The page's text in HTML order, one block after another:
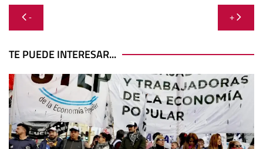
Navegación
de
entradas
- +
TE PUEDE INTERESAR...